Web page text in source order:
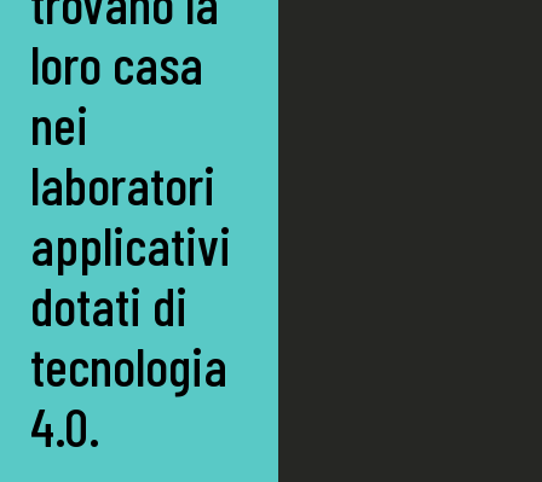
loro casa
nei
laboratori
applicativi
dotati di
tecnologia
4.0.